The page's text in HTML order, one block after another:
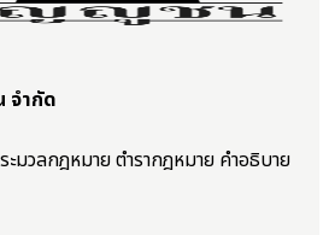
จำกัด
มวลกฎหมาย ตำรากฎหมาย คำอธิบาย